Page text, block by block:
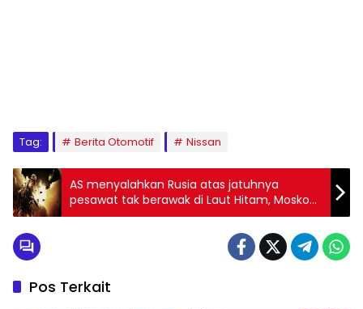
Tag: Berita Otomotif Nissan
AS menyalahkan Rusia atas jatuhnya
pesawat tak berawak di Laut Hitam, Moskow
menyangkal
Pos Terkait